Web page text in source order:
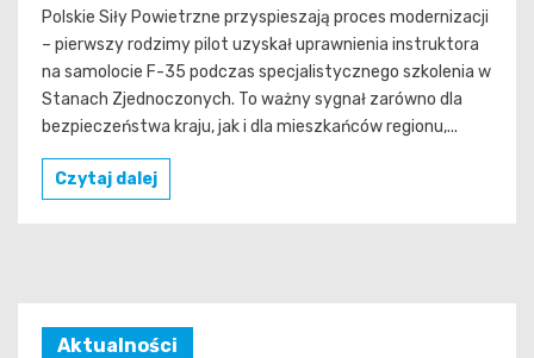
Polskie Siły Powietrzne przyspieszają proces modernizacji
– pierwszy rodzimy pilot uzyskał uprawnienia instruktora
na samolocie F-35 podczas specjalistycznego szkolenia w
Stanach Zjednoczonych. To ważny sygnał zarówno dla
bezpieczeństwa kraju, jak i dla mieszkańców regionu,...
Czytaj dalej
Aktualności